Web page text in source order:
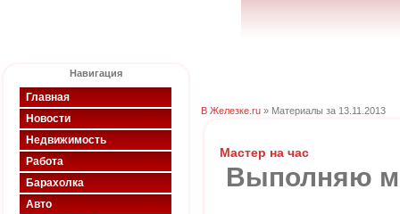
Навигация
Главная
Новости
Недвижимость
Работа
Барахолка
Авто
В Железке.ru » Материалы за 13.11.2013
Мастер на час
Выполняю